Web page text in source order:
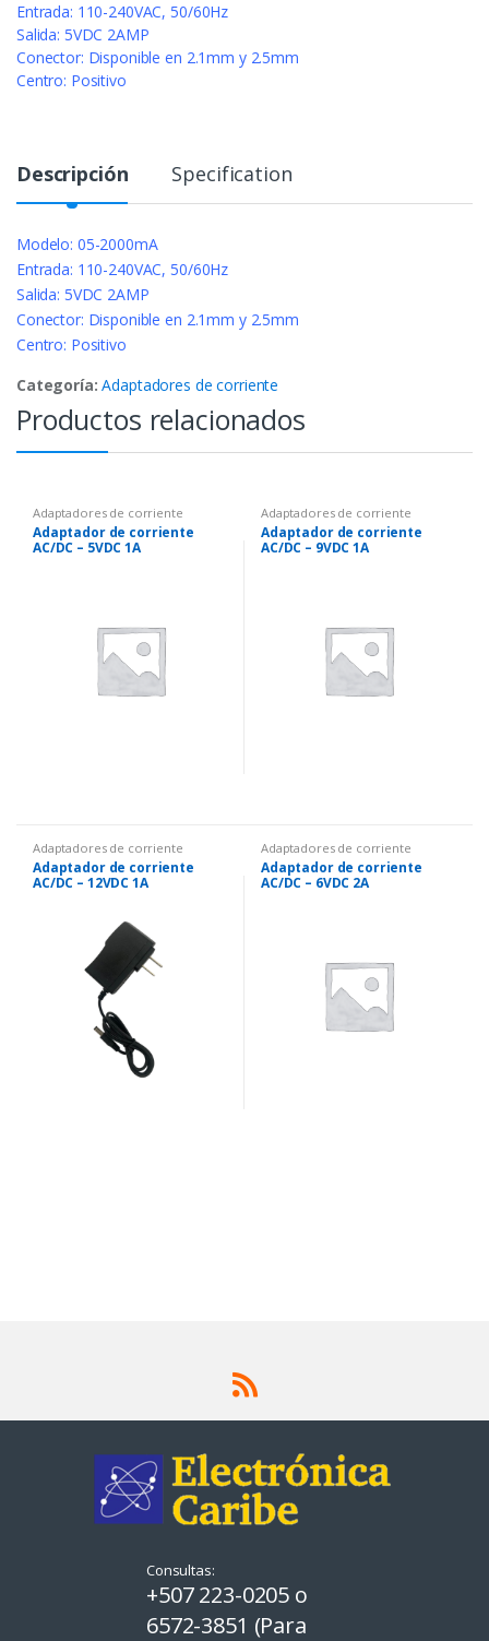
Entrada: 110-240VAC, 50/60Hz
Salida: 5VDC 2AMP
Conector: Disponible en 2.1mm y 2.5mm
Centro: Positivo
Descripción Specification
Modelo: 05-2000mA
Entrada: 110-240VAC, 50/60Hz
Salida: 5VDC 2AMP
Conector: Disponible en 2.1mm y 2.5mm
Centro: Positivo
Categoría:Adaptadores de corriente
Productos relacionados
Adaptadores de corriente
Adaptador de corriente
AC/DC – 5VDC 1A
Adaptadores de corriente
Adaptador de corriente
AC/DC – 9VDC 1A
Adaptadores de corriente
Adaptador de corriente
AC/DC – 12VDC 1A
Adaptadores de corriente
Adaptador de corriente
AC/DC – 6VDC 2A
Consultas:
+507 223-0205 o
6572-3851 (Para